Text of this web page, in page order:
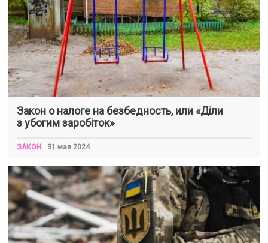
Закон о налоге на безбедность, или «Діли
з убогим заробіток»
ЗАКОН 31 мая 2024